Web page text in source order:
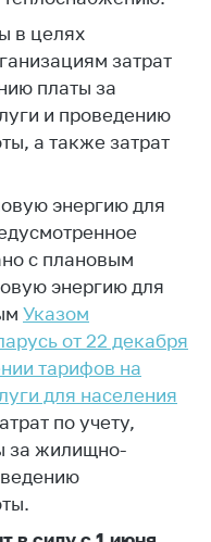
в целях
затрат
платы за
и проведению
а также затрат
энергию для
с плановым
энергию для
Указом
от 22 декабря
тарифов на
для населения
по учету,
за жилищно-